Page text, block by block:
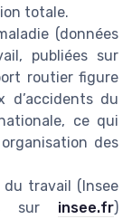
totale.
(données
publiées sur
routier figure
d’accidents du
ce qui
des
du travail (Insee
sur insee.fr)